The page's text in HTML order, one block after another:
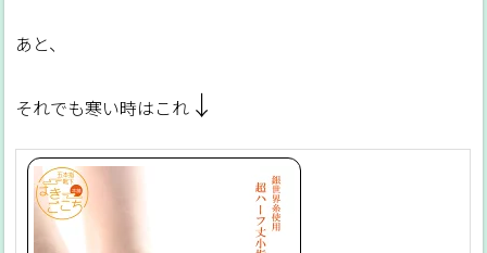
あと、
それでも寒い時はこれ ↓